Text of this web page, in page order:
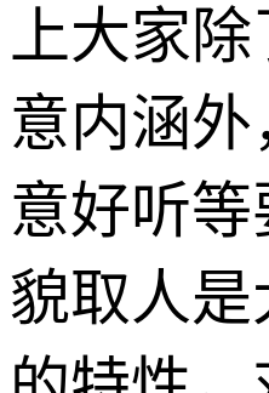
上大家
意内涵
意好听
貌取人是